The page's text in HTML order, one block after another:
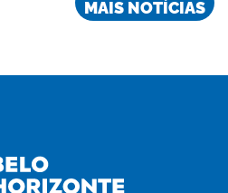
MAIS NOTÍCIAS